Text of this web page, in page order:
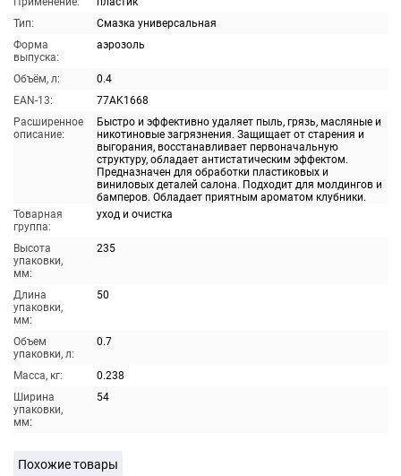
Тип:
Смазка универсальная
Форма
выпуска:
аэрозоль
Объём, л:
0.4
EAN-13:
77AK1668
Расширенное
описание:
Быстро и эффективно удаляет пыль, грязь, масляные и
никотиновые загрязнения. Защищает от старения и
выгорания, восстанавливает первоначальную
структуру, обладает антистатическим эффектом.
Предназначен для обработки пластиковых и
виниловых деталей салона. Подходит для молдингов и
бамперов. Обладает приятным ароматом клубники.
Товарная
группа:
уход и очистка
Высота
упаковки,
мм:
235
Длина
упаковки,
мм:
50
Объем
упаковки, л:
0.7
Масса, кг:
0.238
Ширина
упаковки,
мм:
54
Похожие товары